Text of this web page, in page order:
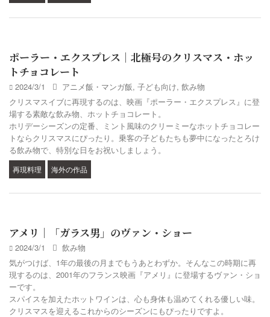
ポーラー・エクスプレス｜北極号のクリスマス・ホッ
トチョコレート
2024/3/1 アニメ飯・マンガ飯, 子ども向け, 飲み物
クリスマスイブに再現するのは、映画『ポーラー・エクスプレス』に登
場する素敵な飲み物、ホットチョコレート。
ホリデーシーズンの定番、ミント風味のクリーミーなホットチョコレー
トならクリスマスにぴったり。乗客の子どもたちも夢中になったとろけ
る飲み物で、特別な日をお祝いしましょう。
再現料理 海外の作品
アメリ｜「ガラス男」のヴァン・ショー
2024/3/1
飲み物
気がつけば、1年の最後の月までもうあとわずか。そんなこの時期に再
現するのは、2001年のフランス映画『アメリ』に登場するヴァン・ショ
ーです。
スパイスを加えたホットワインは、心も身体も温めてくれる優しい味。
クリスマスを迎えるこれからのシーズンにもぴったりですよ。